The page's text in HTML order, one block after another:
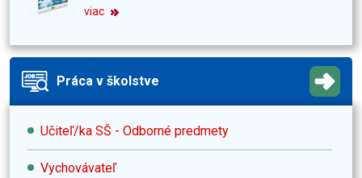
viac
Práca v školstve
Učiteľ/ka SŠ - Odborné predmety
Vychovávateľ